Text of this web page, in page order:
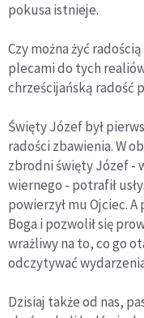
pokusa istnieje.
Czy można żyć
plecami do tych
chrześcijańską radość
Święty Józef był
radości zbawienia. W
zbrodni święty Józef -
wiernego - potrafił
powierzył mu Ojciec. A
Boga i pozwolił się
wrażliwy na to, co go
odczytywać
Dzisiaj także od nas,